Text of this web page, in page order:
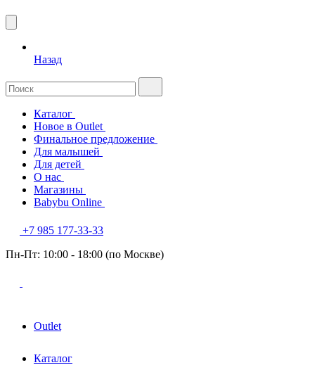
Назад
Каталог
Новое в Outlet
Финальное предложение
Для малышей
Для детей
О нас
Магазины
Babybu Online
+7 985 177-33-33
Пн-Пт: 10:00 - 18:00 (по Москве)
Outlet
Каталог